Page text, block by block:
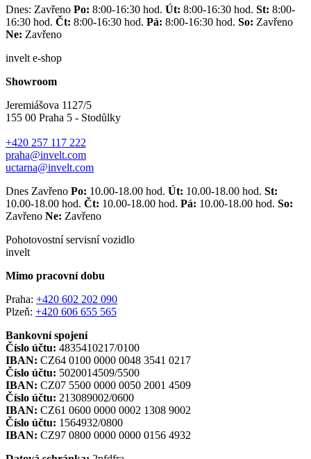
Dnes: Zavřeno Po: 8:00-16:30 hod. Út: 8:00-16:30 hod. St: 8:00-
16:30 hod. Čt: 8:00-16:30 hod. Pá: 8:00-16:30 hod. So: Zavřeno
Ne: Zavřeno
invelt e-shop
Showroom
Jeremiášova 1127/5
155 00 Praha 5 - Stodůlky
+420 257 117 222
praha@invelt.com
uctarna@invelt.com
Dnes Zavřeno Po: 10.00-18.00 hod. Út: 10.00-18.00 hod. St:
10.00-18.00 hod. Čt: 10.00-18.00 hod. Pá: 10.00-18.00 hod. So:
Zavřeno Ne: Zavřeno
Pohotovostní servisní vozidlo
invelt
Mimo pracovní dobu
Praha: +420 602 202 090
Plzeň: +420 606 655 565
Bankovní spojení
Číslo účtu: 4835410217/0100
IBAN: CZ64 0100 0000 0048 3541 0217
Číslo účtu: 5020014509/5500
IBAN: CZ07 5500 0000 0050 2001 4509
Číslo účtu: 213089002/0600
IBAN: CZ61 0600 0000 0002 1308 9002
Číslo účtu: 1564932/0800
IBAN: CZ97 0800 0000 0000 0156 4932